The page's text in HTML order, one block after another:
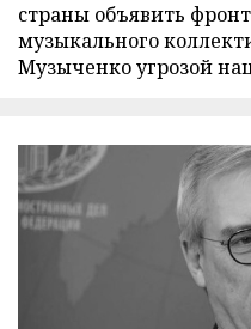
страны объявить
музыкального
Музыченко угрозой